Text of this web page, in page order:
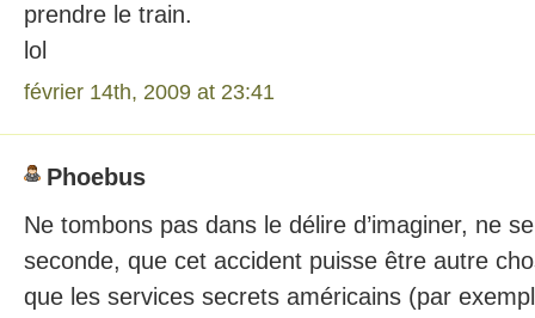
prendre le train.
lol
février 14th, 2009 at 23:41
Phoebus
Ne tombons pas dans le délire d’imaginer, ne
seconde, que cet accident puisse être autre
que les services secrets américains (par